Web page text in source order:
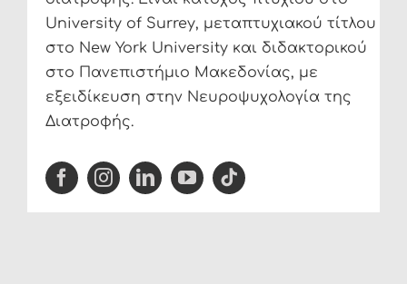
University of Surrey, μεταπτυχιακού τίτλου
στο New York University και διδακτορικού
στο Πανεπιστήμιο Μακεδονίας, με
εξειδίκευση στην Νευροψυχολογία της
Διατροφής.